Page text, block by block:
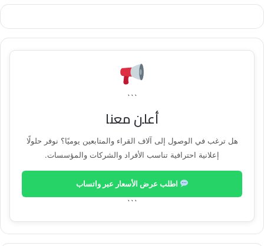
```
أعلن معنا
هل ترغب في الوصول إلى آلاف القراء والمتابعين يوميًا؟ نوفر حلولًا
إعلانية احترافية تناسب الأفراد والشركات والمؤسسات.
اطلب عرض الأسعار عبر واتساب
```